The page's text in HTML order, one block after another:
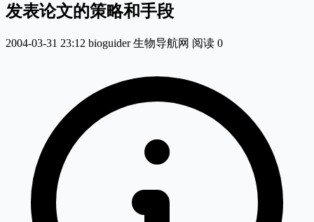
发表论文的策略和手段
2004-03-31 23:12 bioguider 生物导航网 阅读 0